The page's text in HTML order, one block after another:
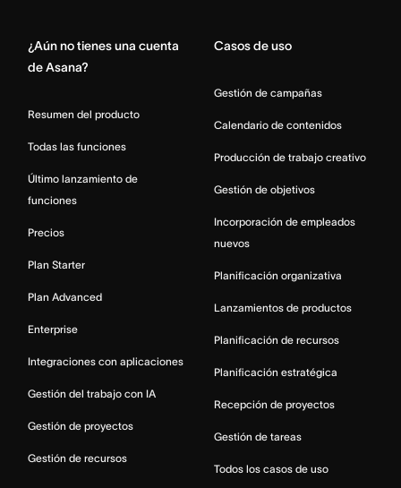
¿Aún no tienes una cuenta
de Asana?
Resumen del producto
Todas las funciones
Último lanzamiento de
funciones
Precios
Plan Starter
Plan Advanced
Enterprise
Integraciones con aplicaciones
Gestión del trabajo con IA
Gestión de proyectos
Gestión de recursos
Casos de uso
Gestión de campañas
Calendario de contenidos
Producción de trabajo creativo
Gestión de objetivos
Incorporación de empleados
nuevos
Planificación organizativa
Lanzamientos de productos
Planificación de recursos
Planificación estratégica
Recepción de proyectos
Gestión de tareas
Todos los casos de uso